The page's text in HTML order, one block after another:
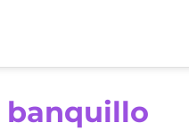
banquillo